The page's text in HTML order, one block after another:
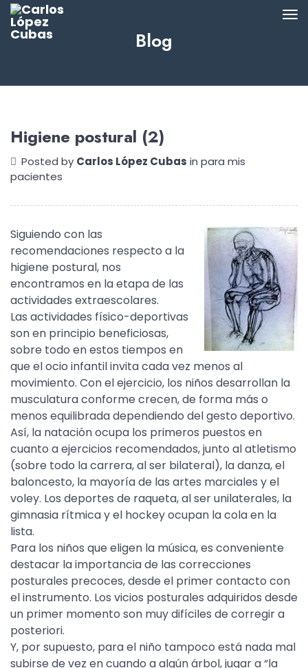
Blog
Higiene postural (2)
Posted by Carlos López Cubas in para mis
pacientes
Siguiendo con las
recomendaciones respecto a la
higiene postural, nos
encontramos en la etapa de las
actividades extraescolares.
Las actividades físico-deportivas
son en principio beneficiosas,
sobre todo en estos tiempos en
que el ocio infantil invita cada vez menos al
movimiento. Con el ejercicio, los niños desarrollan la
musculatura conforme crecen, de forma más o
menos equilibrada dependiendo del gesto deportivo.
Así, la natación ocupa los primeros puestos en
cuanto a ejercicios recomendados, junto al atletismo
(sobre todo la carrera, al ser bilateral), la danza, el
baloncesto, la mayoría de las artes marciales y el
voley. Los deportes de raqueta, al ser unilaterales, la
gimnasia rítmica y el hockey ocupan la cola en la
lista.
Para los niños que eligen la música, es conveniente
destacar la importancia de las correcciones
posturales precoces, desde el primer contacto con
el instrumento. Los vicios posturales adquiridos desde
un primer momento son muy difíciles de corregir a
posteriori.
Y, por supuesto, para el niño tampoco está nada mal
subirse de vez en cuando a algún árbol, jugar a “la